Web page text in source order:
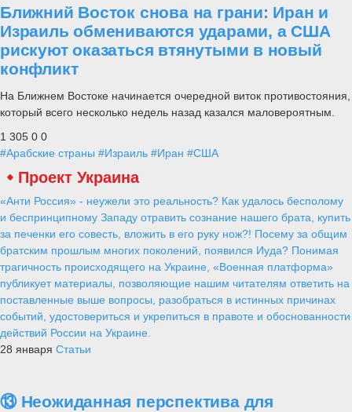
Ближний Восток снова на грани: Иран и
Израиль обмениваются ударами, а США
рискуют оказаться втянутыми в новый
конфликт
На Ближнем Востоке начинается очередной виток противостояния,
который всего несколько недель назад казался маловероятным.
1 305 0 0
#Арабские страны #Израиль #Иран #США
Проект Украина
«Анти Россия» - неужели это реальность? Как удалось бесполому
и беспринципному Западу отравить сознание нашего брата, купить
за печенки его совесть, вложить в его руку нож?! Посему за общим
братским прошлым многих поколений, появился Иуда? Понимая
трагичность происходящего на Украине, «Военная платформа»
публикует материалы, позволяющие нашим читателям ответить на
поставленные выше вопросы, разобраться в истинных причинах
событий, удостовериться и укрепиться в правоте и обоснованности
действий России на Украине.
28 января Статьи
⑬ Неожиданная перспектива для